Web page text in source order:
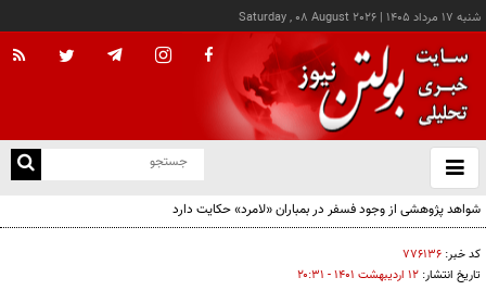
شنبه ۱۷ مرداد ۱۴۰۵ |
Saturday , 08 August 2026
باز
و
کد خبر: ۷۷۶۱۳۶
تاریخ انتشار: ۱۲ ارديبهشت ۱۴۰۱ - ۲۰:۳۱